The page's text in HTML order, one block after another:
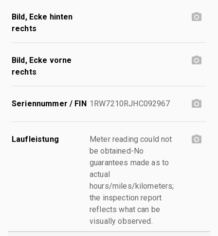
Bild, Ecke hinten
rechts
Bild, Ecke vorne
rechts
Seriennummer / FIN 1RW7210RJHC092967
Laufleistung
Meter reading could not
be obtained-No
guarantees made as to
actual
hours/miles/kilometers;
the inspection report
reflects what can be
visually observed.